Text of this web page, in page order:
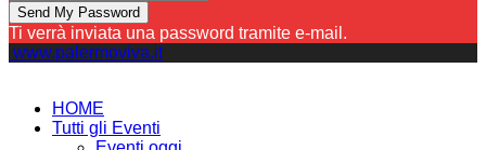
Ti verrà inviata una password tramite e-mail.
www.palermoviva.it
HOME
Tutti gli Eventi